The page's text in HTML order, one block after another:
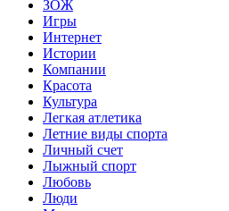
ЗОЖ
Игры
Интернет
Истории
Компании
Красота
Культура
Легкая атлетика
Летние виды спорта
Личный счет
Лыжный спорт
Любовь
Люди